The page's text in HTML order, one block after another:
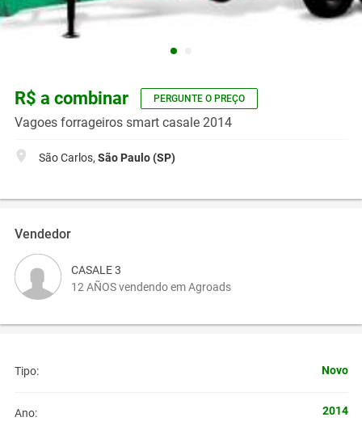
R$ a combinar PERGUNTE O PREÇO
Vagoes forrageiros smart casale 2014
São Carlos, São Paulo (SP)
Vendedor
CASALE 3
12 AÑOS vendendo em Agroads
Tipo: Novo
Ano: 2014